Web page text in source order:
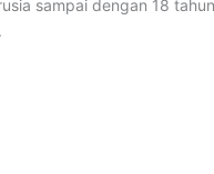
sampai dengan 18